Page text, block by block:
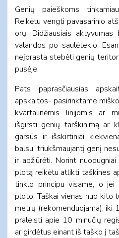
Genių paieškoms
Reikėtu vengti pavasarinio
orų. Didžiausiais
valandos po saulėtekio.
neįprasta stebėti genių
pusėje.
Pats paprasčiausias
apskaitos- pasirinktame
kvartalinėmis linijomis ar
išgirsti genių tarškinimą ar
garsūs ir išskirtiniai
balsu, triukšmaujantį genį
ir apžiūrėti. Norint
plotą reikėtu atlikti taškines
tinklo principu visame, o
ploto. Taškai vienas nuo kito
metrų (rekomenduojama), iki
praleisti apie 10 minučių
ar girdėtus einant iš taško į